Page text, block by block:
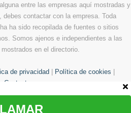
entre las empresas aquí mostradas y
contactar con la empresa. Toda
ha sido recopilada de fuentes o sitios
Somos ajenos e independientes a las
en el directorio.
de privacidad Política de cookies
Contacto